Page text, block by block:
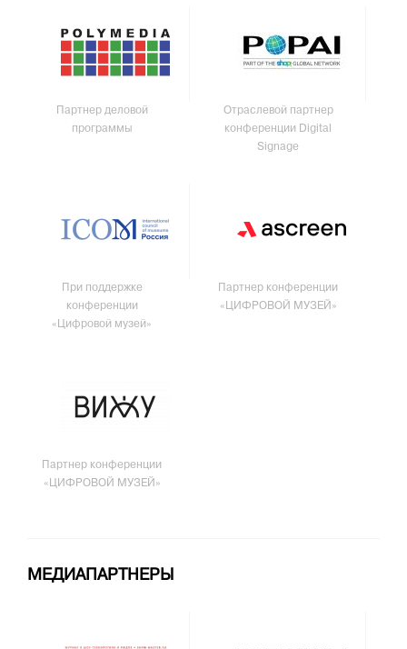
Партнер деловой
программы
Отраслевой партнер
конференции Digital
Signage
При поддержке
конференции
«Цифровой музей»
Партнер конференции
«ЦИФРОВОЙ МУЗЕЙ»
Партнер конференции
«ЦИФРОВОЙ МУЗЕЙ»
МЕДИАПАРТНЕРЫ